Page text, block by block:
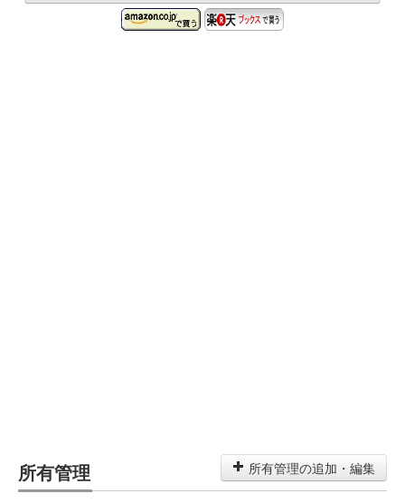
所有管理 所有管理の追加・編集